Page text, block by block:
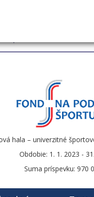
hala – univerzitné
Obdobie: 1. 1. 2023 -
Suma príspevku: 970